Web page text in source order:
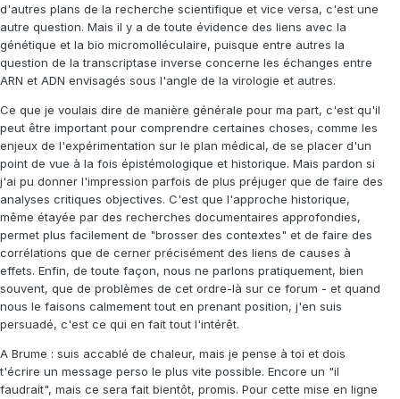
d'autres plans de la recherche scientifique et vice versa, c'est une
autre question. Mais il y a de toute évidence des liens avec la
génétique et la bio micromolléculaire, puisque entre autres la
question de la transcriptase inverse concerne les échanges entre
ARN et ADN envisagés sous l'angle de la virologie et autres.
Ce que je voulais dire de manière générale pour ma part, c'est qu'il
peut être important pour comprendre certaines choses, comme les
enjeux de l'expérimentation sur le plan médical, de se placer d'un
point de vue à la fois épistémologique et historique. Mais pardon si
j'ai pu donner l'impression parfois de plus préjuger que de faire des
analyses critiques objectives. C'est que l'approche historique,
même étayée par des recherches documentaires approfondies,
permet plus facilement de "brosser des contextes" et de faire des
corrélations que de cerner précisément des liens de causes à
effets. Enfin, de toute façon, nous ne parlons pratiquement, bien
souvent, que de problèmes de cet ordre-là sur ce forum - et quand
nous le faisons calmement tout en prenant position, j'en suis
persuadé, c'est ce qui en fait tout l'intérêt.
A Brume : suis accablé de chaleur, mais je pense à toi et dois
t'écrire un message perso le plus vite possible. Encore un "il
faudrait", mais ce sera fait bientôt, promis. Pour cette mise en ligne